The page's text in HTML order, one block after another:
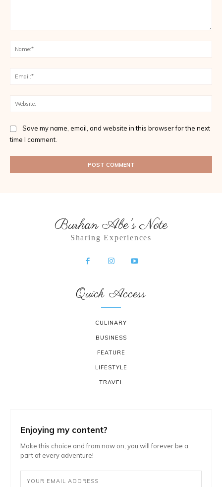
Save my name, email, and website in this browser for the next
time I comment.
Burhan Abe's Note
Sharing Experiences
Quick Access
CULINARY
BUSINESS
FEATURE
LIFESTYLE
TRAVEL
Enjoying my content?
Make this choice and from now on, you will forever be a
part of every adventure!